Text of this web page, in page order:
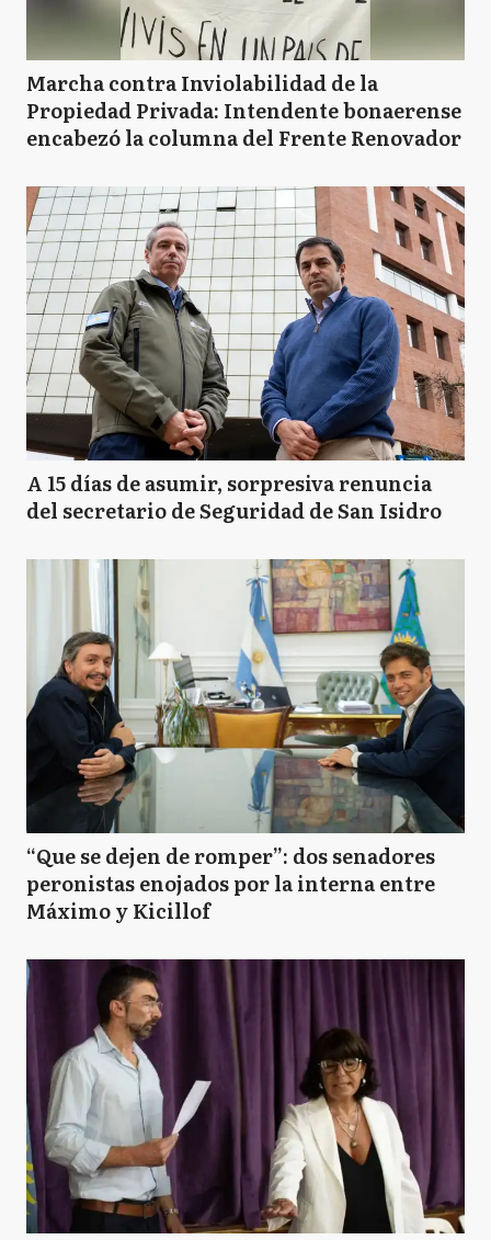
Marcha contra Inviolabilidad de la
Propiedad Privada: Intendente bonaerense
encabezó la columna del Frente Renovador
A 15 días de asumir, sorpresiva renuncia
del secretario de Seguridad de San Isidro
“Que se dejen de romper”: dos senadores
peronistas enojados por la interna entre
Máximo y Kicillof